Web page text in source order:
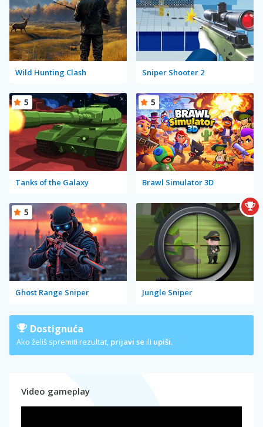
Wild Hunting Clash Sniper Shooter 2
Tanks of the Galaxy
5
Brawl Simulator 3D
5
Ghost Range Sniper
5
Jungle Sniper
Dostignuća
Ako želiš spremiti rezultat, prijavi se ili upiši.
Video gameplay